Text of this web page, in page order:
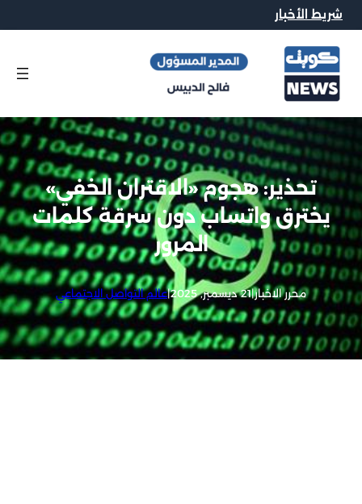
شريط الأخبار
تحذير: هجوم «الاقتران الخفي»
يخترق واتساب دون سرقة كلمات
المرور
محرر الاخبار|21 ديسمبر, 2025 |عالم التواصل الاجتماعي